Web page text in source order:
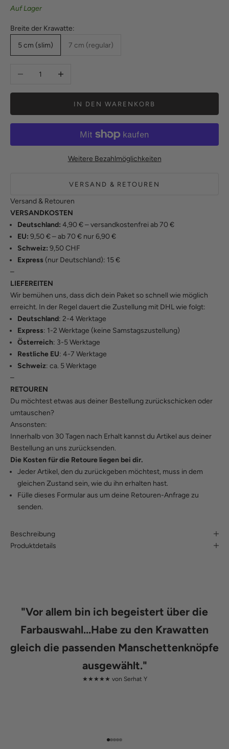
Auf Lager
Breite der Krawatte:
5 cm (slim)
7 cm (regular)
Anzahl verringernAnzahl erhöhen
IN DEN WARENKORB
Weitere Bezahlmöglichkeiten
VERSAND & RETOUREN
Versand & Retouren
VERSANDKOSTEN
Deutschland: 4,90 € – versandkostenfrei ab 70 €
EU: 9,50 € – ab 70 € nur 6,90 €
Schweiz: 9,50 CHF
Express (nur Deutschland): 15 €
–
LIEFEREITEN
Wir bemühen uns, dass dich dein Paket so schnell wie möglich
erreicht. In der Regel dauert die Zustellung mit DHL wie folgt:
Deutschland: 2-4 Werktage
Express: 1-2 Werktage (keine Samstagszustellung)
Österreich: 3-5 Werktage
Restliche EU: 4-7 Werktage
Schweiz: ca. 5 Werktage
–
RETOUREN
Du möchtest etwas aus deiner Bestellung zurückschicken oder
umtauschen?
Ansonsten:
Innerhalb von 30 Tagen nach Erhalt kannst du Artikel aus deiner
Bestellung an uns zurücksenden.
Die Kosten für die Retoure liegen bei dir.
Jeder Artikel, den du zurückgeben möchtest, muss in dem
gleichen Zustand sein, wie du ihn erhalten hast.
Fülle dieses Formularaus um deine Retouren-Anfrage zu
senden.
Beschreibung
Produktdetails
"Vor allem bin ich begeistert über die
Farbauswahl...Habe zu den Krawatten
gleich die passenden Manschettenknöpfe
ausgewählt."
★★★★★ von Serhat Y
Gehe zu Element 1
Gehe zu Element 2
Gehe zu Element 3
Gehe zu Element 4
Gehe zu Element 5